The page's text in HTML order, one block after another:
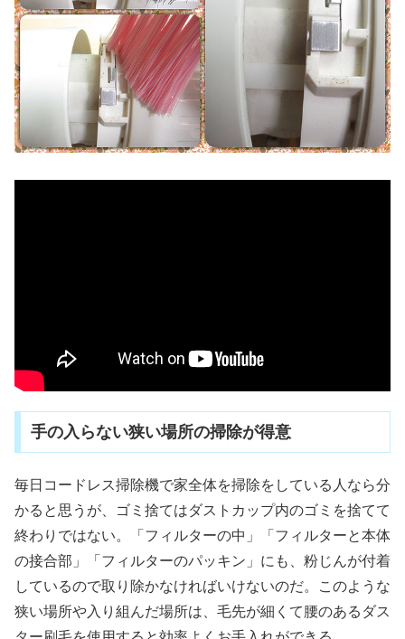
手の入らない狭い場所の掃除が得意
毎日コードレス掃除機で家全体を掃除をしている人なら分
かると思うが、ゴミ捨てはダストカップ内のゴミを捨てて
終わりではない。「フィルターの中」「フィルターと本体
の接合部」「フィルターのパッキン」にも、粉じんが付着
しているので取り除かなければいけないのだ。このような
狭い場所や入り組んだ場所は、毛先が細くて腰のあるダス